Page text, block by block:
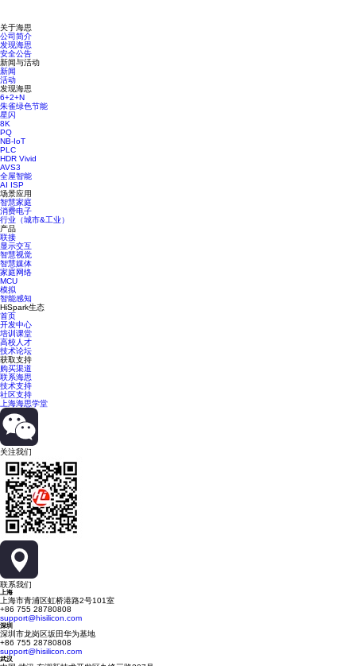
关于海思
公司简介
发现海思
安全公告
新闻与活动
新闻
活动
发现海思
6+2+N
朱雀绿色节能
星闪
8K
PQ
NB-IoT
PLC
HDR Vivid
AVS3
全屋智能
AI ISP
场景应用
智慧家庭
消费电子
行业（城市&工业）
产品
联接
显示交互
智慧视觉
智慧媒体
家庭网络
MCU
模拟
智能感知
HiSpark生态
首页
开发中心
培训课堂
高校人才
技术论坛
获取支持
购买渠道
联系海思
技术支持
社区支持
上海海思学堂
关注我们
联系我们
上海
上海市青浦区虹桥港路2号101室
+86 755 28780808
support@hisilicon.com
深圳
深圳市龙岗区坂田华为基地
+86 755 28780808
support@hisilicon.com
武汉